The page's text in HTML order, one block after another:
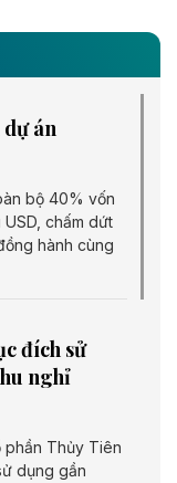
án
bộ 40% vốn
chấm dứt
hành cùng
đích sử
nghỉ
phần Thủy Tiên
dụng gần